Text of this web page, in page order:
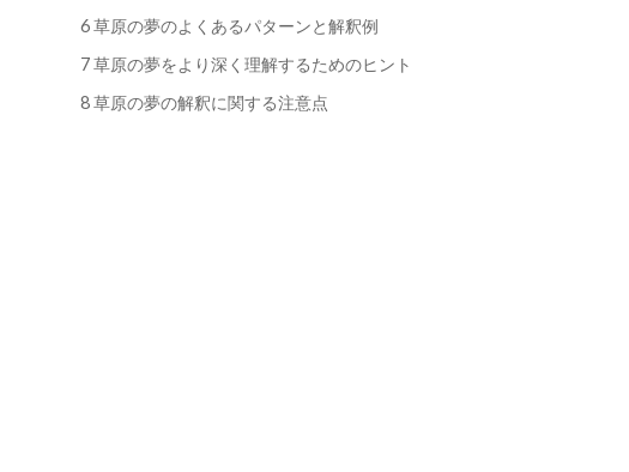
6草原の夢のよくあるパターンと解釈例
7草原の夢をより深く理解するためのヒント
8草原の夢の解釈に関する注意点